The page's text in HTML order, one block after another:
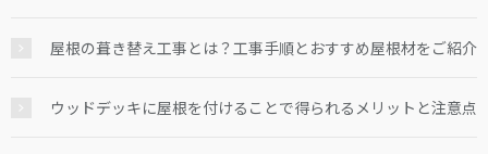
屋根の葺き替え工事とは？工事手順とおすすめ屋根材をご紹介
ウッドデッキに屋根を付けることで得られるメリットと注意点